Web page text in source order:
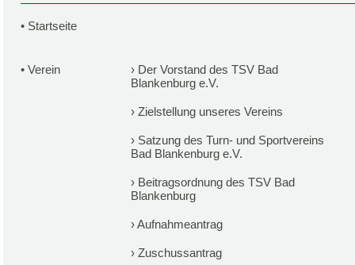
• Startseite
• Verein › Der Vorstand des TSV Bad
Blankenburg e.V.
› Zielstellung unseres Vereins
› Satzung des Turn- und Sportvereins
Bad Blankenburg e.V.
› Beitragsordnung des TSV Bad
Blankenburg
›Aufnahmeantrag
› Zuschussantrag